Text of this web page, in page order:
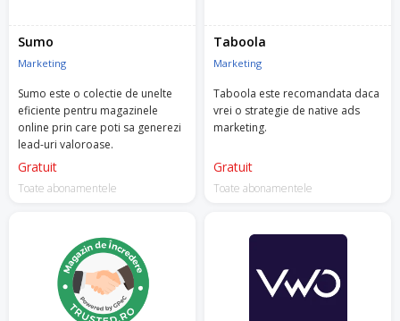
Sumo
Marketing
Sumo este o colectie de unelte
eficiente pentru magazinele
online prin care poti sa generezi
lead-uri valoroase.
Gratuit
Toate abonamentele
Taboola
Marketing
Taboola este recomandata daca
vrei o strategie de native ads
marketing.
Gratuit
Toate abonamentele